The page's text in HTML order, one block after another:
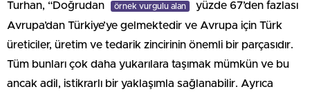
Turhan, “Doğrudan örnek vurgulu alan
yüzde 67’den fazlası
Avrupa’dan Türkiye’ye gelmektedir ve Avrupa için Türk
üreticiler, üretim ve tedarik zincirinin önemli bir parçasıdır.
Tüm bunları çok daha yukarılara taşımak mümkün ve bu
ancak adil, istikrarlı bir yaklaşımla sağlanabilir. Ayrıca